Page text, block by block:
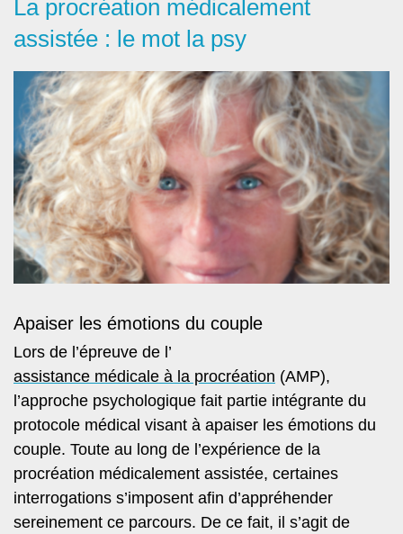
La procréation médicalement
assistée : le mot la psy
Apaiser les émotions du couple
Lors de l’épreuve de l’
assistance médicale à la procréation (AMP),
l’approche psychologique fait partie intégrante du
protocole médical visant à apaiser les émotions du
couple. Toute au long de l’expérience de la
procréation médicalement assistée, certaines
interrogations s’imposent afin d’appréhender
sereinement ce parcours. De ce fait, il s’agit de